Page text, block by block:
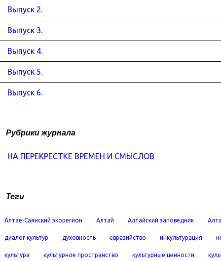
Выпуск 2.
Выпуск 3.
Выпуск 4.
Выпуск 5.
Выпуск 6.
Рубрики журнала
НА ПЕРЕКРЕСТКЕ ВРЕМЕН И СМЫСЛОВ
Теги
Алтае-Саянский экорегион Алтай Алтайский заповедник
диалог культур духовность евразийство инкультурация
культура культурное пространство культурные ценности